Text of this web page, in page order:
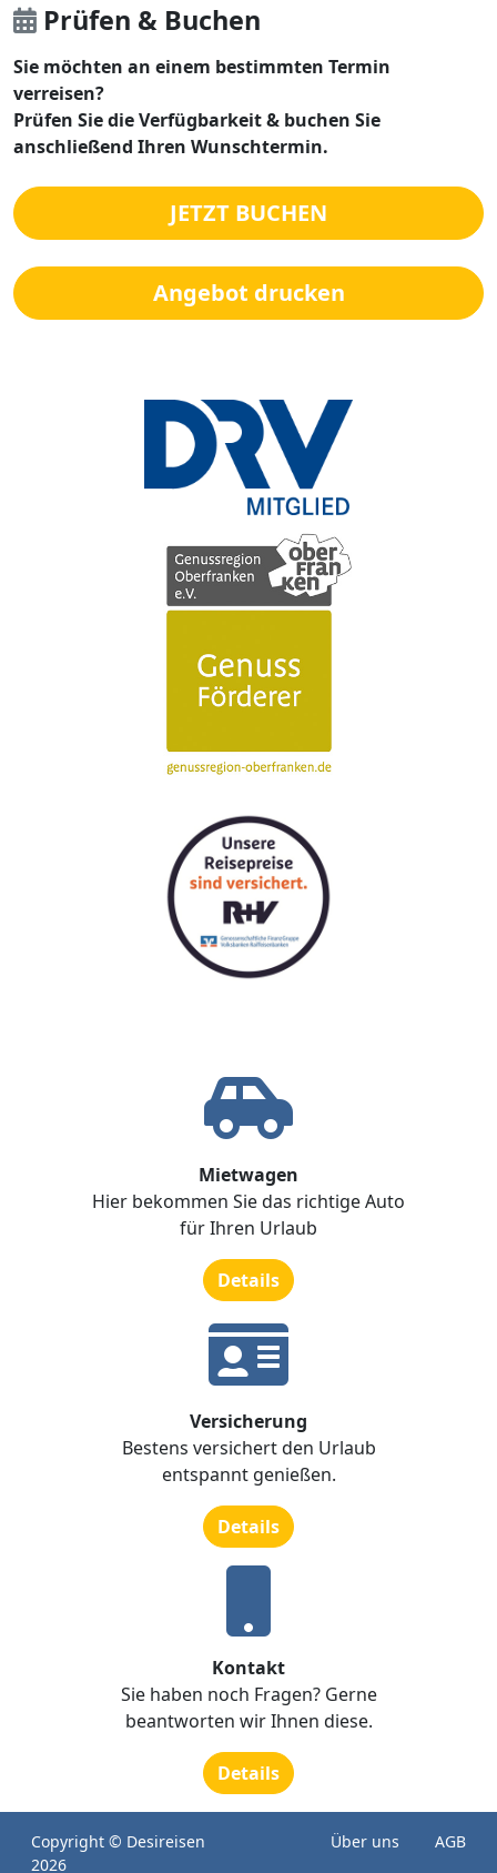
Prüfen & Buchen
Sie möchten an einem bestimmten Termin
verreisen?
Prüfen Sie die Verfügbarkeit & buchen Sie
anschließend Ihren Wunschtermin.
JETZT BUCHEN
Angebot drucken
Mietwagen
Hier bekommen Sie das richtige Auto
für Ihren Urlaub
Details
Versicherung
Bestens versichert den Urlaub
entspannt genießen.
Details
Kontakt
Sie haben noch Fragen? Gerne
beantworten wir Ihnen diese.
Details
Copyright © Desireisen
2026
Über uns
AGB